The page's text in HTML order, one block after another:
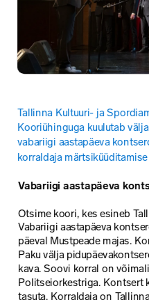
Tallinna Kultuuri- ja
Kooriühinguga kuulutab
vabariigi aastapäeva
korraldaja
Vabariigi aastapäeva
Otsime koori, kes esineb
Vabariigi aastapäeva
päeval Mustpeade majas.
Paku välja
kava. Soovi korral on
Politseiorkestriga. Kontsert
tasuta. Korraldaja on